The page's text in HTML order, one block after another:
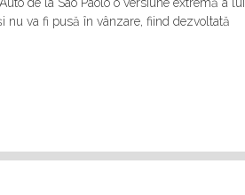
nu va fi pusă în vânzare, fiind dezvoltată